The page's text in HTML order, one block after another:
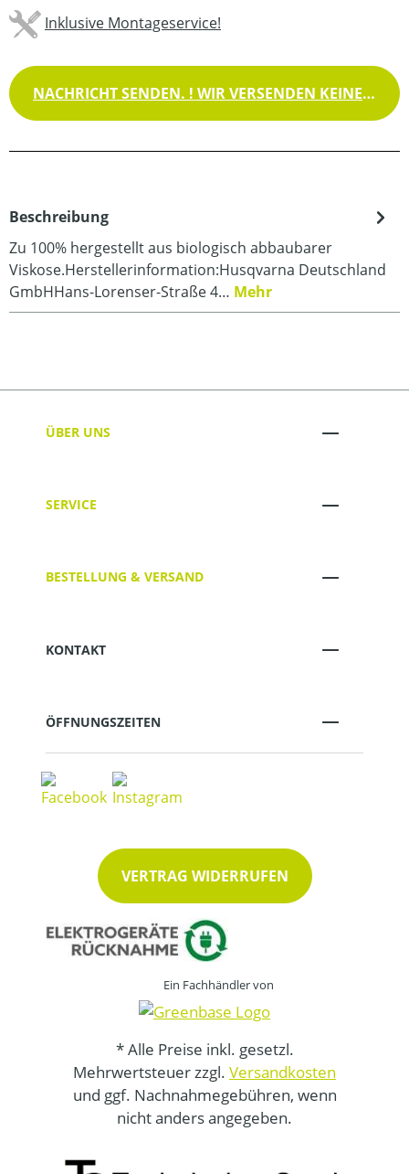
Inklusive Montageservice!
NACHRICHT SENDEN. ! WIR VERSENDEN KEINE WAREN !
Beschreibung
Zu 100% hergestellt aus biologisch abbaubarer
Viskose.Herstellerinformation:Husqvarna Deutschland
GmbHHans-Lorenser-Straße 4… Mehr
ÜBER UNS
SERVICE
BESTELLUNG & VERSAND
KONTAKT
ÖFFNUNGSZEITEN
VERTRAG WIDERRUFEN
Ein Fachhändler von
* Alle Preise inkl. gesetzl.
Mehrwertsteuer zzgl. Versandkosten
und ggf. Nachnahmegebühren, wenn
nicht anders angegeben.